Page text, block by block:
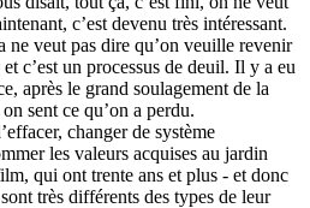
c’est devenu très intéressant.
ne veut pas dire qu’on veuille revenir
c’est un processus de deuil. Il y a eu
après le grand soulagement de la
sent ce qu’on a perdu.
changer de système
les valeurs acquises au jardin
qui ont trente ans et plus - et donc
très différents des types de leur